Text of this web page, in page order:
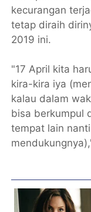
kecurangan
tetap diraih
2019 ini.
"17 April kita
kira-kira iya
kalau dalam
bisa berkumpul
tempat lain